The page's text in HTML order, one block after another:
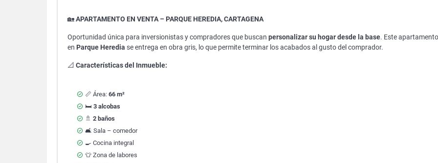
🏡APARTAMENTO EN VENTA – PARQUE HEREDIA, CARTAGENA
Oportunidad única para inversionistas y compradores que buscan personalizar su hogar desde la base. Este apartamento
en Parque Heredia se entrega en obra gris, lo que permite terminar los acabados al gusto del comprador.
📐 Características del Inmueble:
📏 Área: 66 m²
🛏️ 3 alcobas
🚿 2 baños
🛋️ Sala – comedor
🍳 Cocina integral
👕 Zona de labores